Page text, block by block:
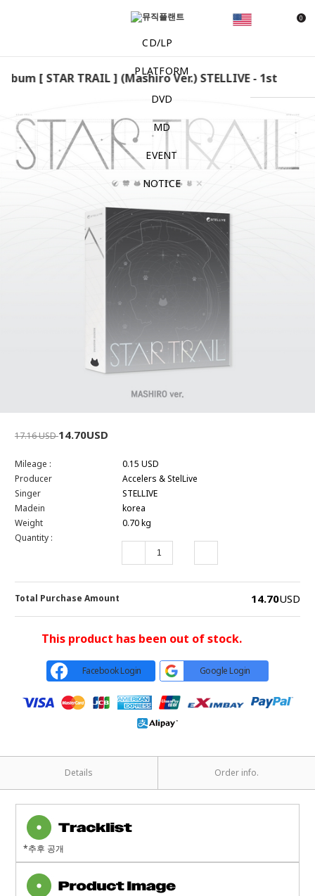
0
CD/LP
PLATFORM
DVD
MD
EVENT
NOTICE
[ STAR TRAIL ] (Mashiro Ver.) STELLIVE - 1st
17.16 USD14.70USD
Mileage :
0.15 USD
Producer
Accelers & StelLive
Singer
STELLIVE
Madein
korea
Weight
0.70 kg
Quantity :
Total Purchase Amount 14.70USD
This product has been out of stock.
Facebook Login Google Login
Details Order info.
*추후 공개